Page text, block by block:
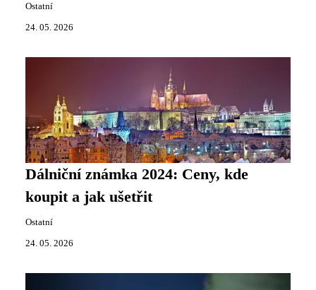
Ostatní
24. 05. 2026
Dálniční známka 2024: Ceny, kde
koupit a jak ušetřit
Ostatní
24. 05. 2026